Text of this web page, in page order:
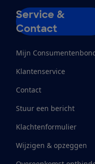
Service &
Contact
Mijn
Klantenservice
Contact
Stuur een bericht
Klachtenformulier
Wijzigen & opzeggen